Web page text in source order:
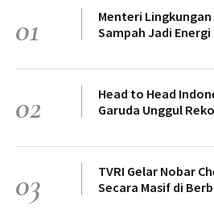
01
Menteri
Sampah Jadi Energi
02
Head to Head
Garuda Unggul
03
TVRI Gelar Nobar
Secara Masif di